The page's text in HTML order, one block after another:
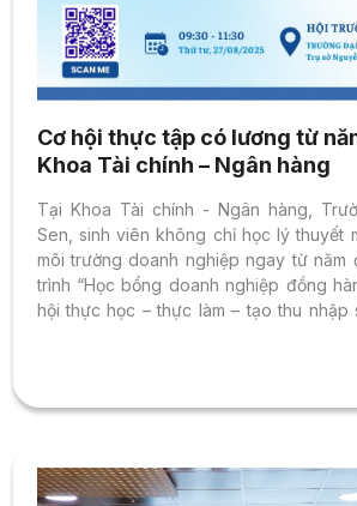
Cơ hội thực tập có lương từ
Khoa Tài chính – Ngân hàng
Tại Khoa Tài chính - Ngân hàng,
Sen, sinh viên không chỉ học lý thuyết
môi trường doanh nghiệp ngay từ năm
trình “Học bổng doanh nghiệp đồng
hội thực học – thực làm – tạo thu nhập